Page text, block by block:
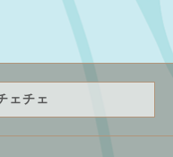
ェチェ